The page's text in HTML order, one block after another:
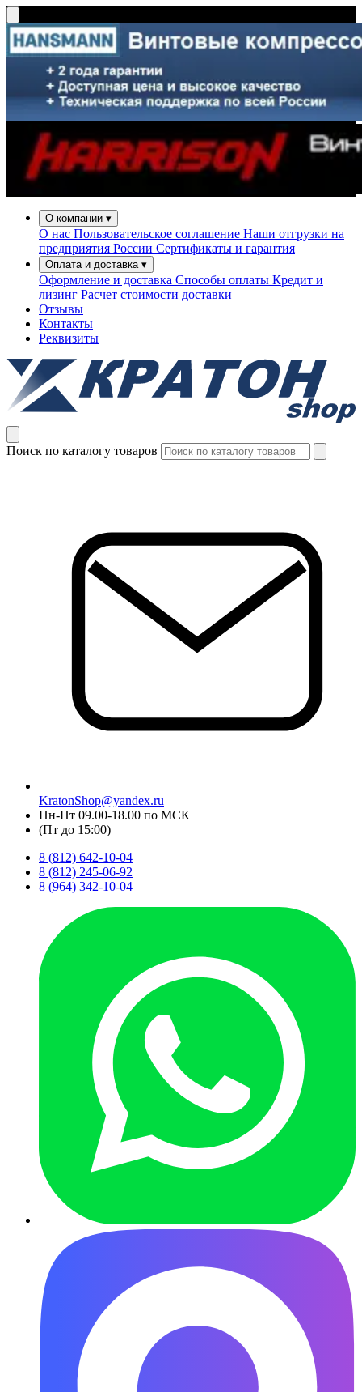
О компании ▾
О нас Пользовательское соглашение Наши отгрузки на
предприятия России Сертификаты и гарантия
Оплата и доставка ▾
Оформление и доставка Способы оплаты Кредит и
лизинг Расчет стоимости доставки
Отзывы
Контакты
Реквизиты
Поиск по каталогу товаров
KratonShop@yandex.ru
Пн-Пт 09.00-18.00 по МСК
(Пт до 15:00)
8 (812) 642-10-04
8 (812) 245-06-92
8 (964) 342-10-04